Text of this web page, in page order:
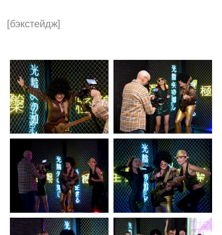
Все проекты